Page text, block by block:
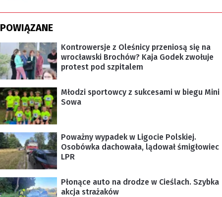
POWIĄZANE
Kontrowersje z Oleśnicy przeniosą się na
wrocławski Brochów? Kaja Godek zwołuje
protest pod szpitalem
Młodzi sportowcy z sukcesami w biegu Mini
Sowa
Poważny wypadek w Ligocie Polskiej.
Osobówka dachowała, lądował śmigłowiec
LPR
Płonące auto na drodze w Cieślach. Szybka
akcja strażaków